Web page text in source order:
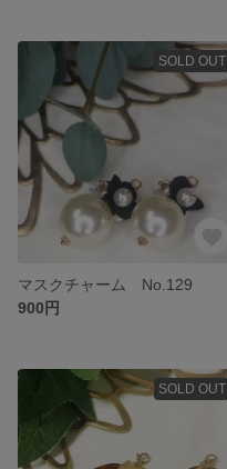
SOLD OUT
マスクチャーム No.129
900円
SOLD OUT